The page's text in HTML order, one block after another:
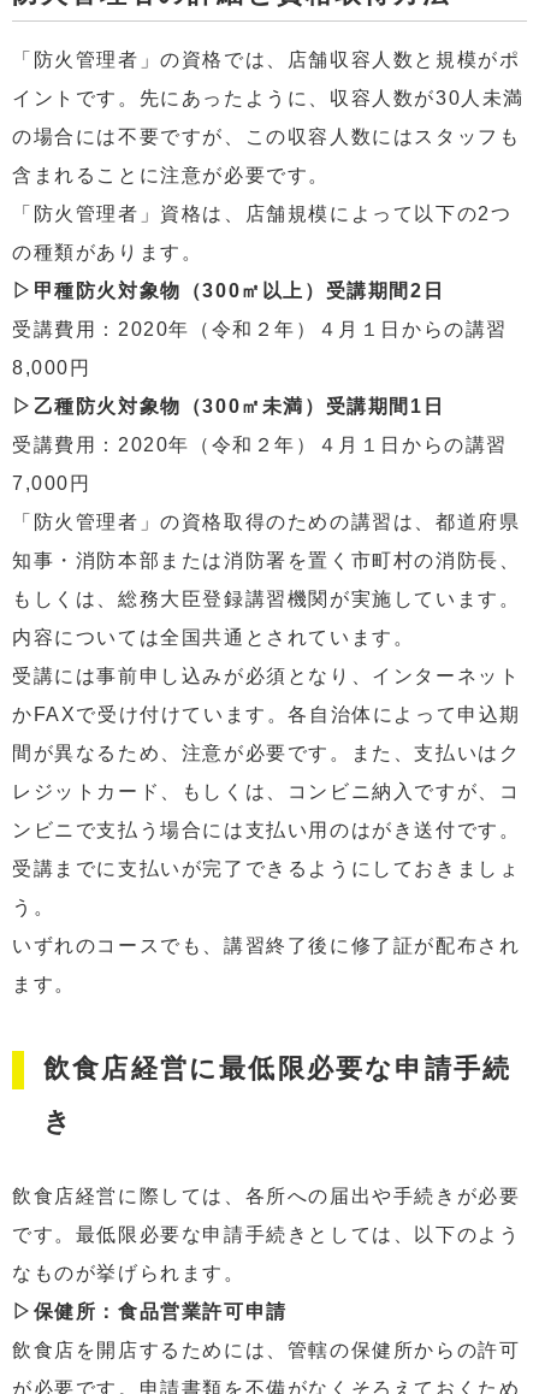
「防火管理者」の資格では、店舗収容人数と規模がポ
イントです。先にあったように、収容人数が30人未満
の場合には不要ですが、この収容人数にはスタッフも
含まれることに注意が必要です。
「防火管理者」資格は、店舗規模によって以下の2つ
の種類があります。
▷甲種防火対象物（300㎡以上）受講期間2日
受講費用：2020年（令和２年）４月１日からの講習
8,000円
▷乙種防火対象物（300㎡未満）受講期間1日
受講費用：2020年（令和２年）４月１日からの講習
7,000円
「防火管理者」の資格取得のための講習は、都道府県
知事・消防本部または消防署を置く市町村の消防長、
もしくは、総務大臣登録講習機関が実施しています。
内容については全国共通とされています。
受講には事前申し込みが必須となり、インターネット
かFAXで受け付けています。各自治体によって申込期
間が異なるため、注意が必要です。また、支払いはク
レジットカード、もしくは、コンビニ納入ですが、コ
ンビニで支払う場合には支払い用のはがき送付です。
受講までに支払いが完了できるようにしておきましょ
う。
いずれのコースでも、講習終了後に修了証が配布され
ます。
飲食店経営に最低限必要な申請手続
き
飲食店経営に際しては、各所への届出や手続きが必要
です。最低限必要な申請手続きとしては、以下のよう
なものが挙げられます。
▷保健所：食品営業許可申請
飲食店を開店するためには、管轄の保健所からの許可
が必要です。申請書類を不備がなくそろえておくため